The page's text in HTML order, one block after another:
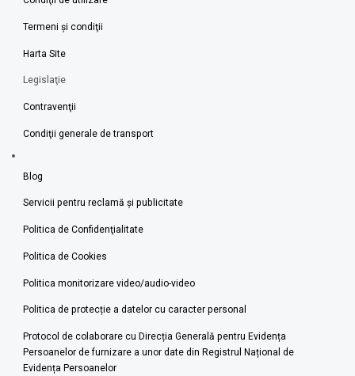
Termeni şi condiţii
Harta Site
Legislaţie
Contravenţii
Condiţii generale de transport
Blog
Servicii pentru reclamă și publicitate
Politica de Confidenţialitate
Politica de Cookies
Politica monitorizare video/audio-video
Politica de protecție a datelor cu caracter personal
Protocol de colaborare cu Direcția Generală pentru Evidența
Persoanelor de furnizare a unor date din Registrul Național de
Evidența Persoanelor